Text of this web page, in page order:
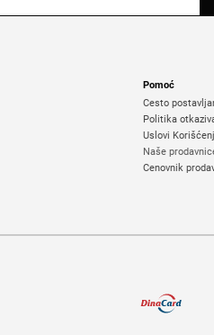
Pomoć
Često
Politika
Uslovi
Naše
Cenovnik